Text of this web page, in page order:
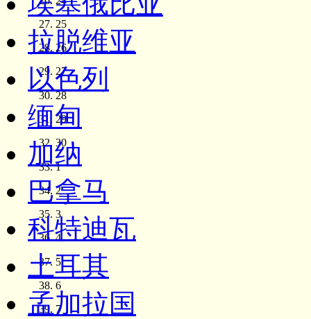
25
26
27
28
29
30
1
2
3
4
5
6
7
拉脱维亚
以色列
缅甸
加纳
巴拿马
科特迪瓦
土耳其
孟加拉国